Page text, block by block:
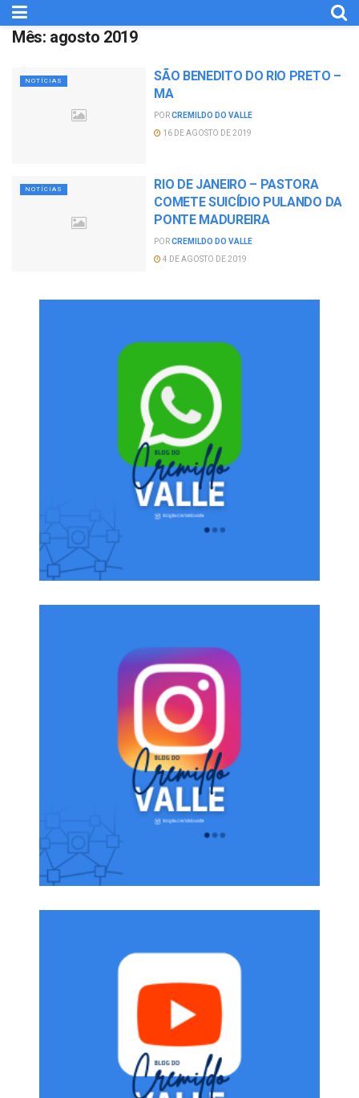
Mês: agosto 2019
NOTÍCIAS
SÃO BENEDITO DO RIO PRETO –
MA
PORCREMILDO DO VALLE
16 DE AGOSTO DE 2019
NOTÍCIAS
RIO DE JANEIRO – PASTORA
COMETE SUICÍDIO PULANDO DA
PONTE MADUREIRA
PORCREMILDO DO VALLE
4 DE AGOSTO DE 2019